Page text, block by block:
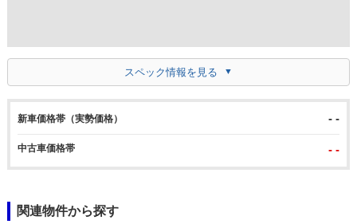
スペック情報を見る
新車価格帯（実勢価格） - -
中古車価格帯 - -
関連物件から探す